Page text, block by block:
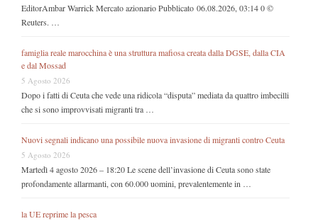
EditorAmbar Warrick Mercato azionario Pubblicato 06.08.2026, 03:14 0 ©
Reuters. …
famiglia reale marocchina è una struttura mafiosa creata dalla DGSE, dalla CIA
e dal Mossad
5 Agosto 2026
Dopo i fatti di Ceuta che vede una ridicola “disputa” mediata da quattro imbecilli
che si sono improvvisati migranti tra …
Nuovi segnali indicano una possibile nuova invasione di migranti contro Ceuta
5 Agosto 2026
Martedì 4 agosto 2026 – 18:20 Le scene dell’invasione di Ceuta sono state
profondamente allarmanti, con 60.000 uomini, prevalentemente in …
la UE reprime la pesca